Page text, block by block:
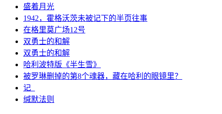
盛着月光
1942，霍格沃茨未被记下的半页往事
在格里莫广场12号
双勇士的和解
双勇士的和解
哈利波特版《半生雪》
被罗琳删掉的第8个魂器，藏在哈利的眼镜里？
记_
缄默法则